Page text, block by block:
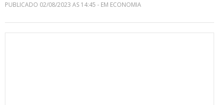
PUBLICADO 02/08/2023 AS 14:45 - EM ECONOMIA